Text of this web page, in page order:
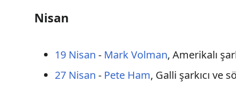
Nisan
19 Nisan - Mark Volman, Amerikalı
27 Nisan - Pete Ham, Galli şarkıcı ve